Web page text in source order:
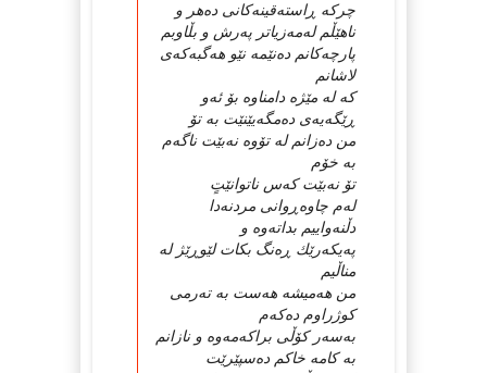
چركه‌ ڕاسته‌قینه‌كانی ده‌هر و
ناهێڵم له‌مه‌زیاتر په‌رش و بڵاوبم
پارچه‌كانم ده‌نێمه‌ نێو هه‌گبه‌كه‌ی
لاشانم
كه‌ له‌ مێژه‌ دامناوه‌ بۆ ئه‌و
ڕێگه‌یه‌ی ده‌مگه‌یێنێت به‌ تۆ
من ده‌زانم له‌ تۆوه‌ نه‌بێت ناگه‌م
به‌ خۆم
تۆ نه‌بێت كه‌س ناتوانێتٍ
له‌م چاوه‌ڕوانی مردنه‌دا
دڵنه‌واییم بداته‌وه‌ و
په‌یكه‌رێك ڕه‌نگ بكات لێوڕێژ له‌
مناڵیم
من هه‌میشه‌ هه‌ست به‌ ته‌رمی
كوژراوم ده‌كه‌م
به‌سه‌ر كۆڵی براكه‌مه‌وه‌ و نازانم
به‌ كامه‌ خاكم ده‌سپێرێت